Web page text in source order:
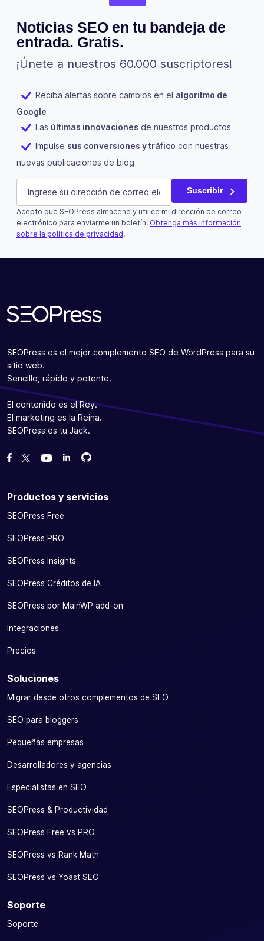
Noticias SEO en tu bandeja de
entrada. Gratis.
¡Únete a nuestros 60.000 suscriptores!
Reciba alertas sobre cambios en el algoritmo de
Google
Las últimas innovaciones de nuestros productos
Impulse sus conversiones y tráfico con nuestras
nuevas publicaciones de blog
Comments
Este campo es un campo de validación y debe quedar
E-mail (Obligatorio) Suscribir
Acepto que SEOPress almacene y utilice mi dirección de correo
electrónico para enviarme un boletín. Obtenga más información
sobre la política de privacidad.
SEOPress es el mejor complemento SEO de WordPress para su
sitio web.
Sencillo, rápido y potente.
El contenido es el Rey.
El marketing es la Reina.
SEOPress es tu Jack.
Danos like en Facebook
Síguenos en Twitter
Míranos en YouTube
Bifurcanos en GitHub
Bifurcanos en GitHub
Productos y servicios
SEOPress Free
SEOPress PRO
SEOPress Insights
SEOPress Créditos de IA
SEOPress por MainWP add-on
Integraciones
Precios
Soluciones
Migrar desde otros complementos de SEO
SEO para bloggers
Pequeñas empresas
Desarrolladores y agencias
Especialistas en SEO
SEOPress & Productividad
SEOPress Free vs PRO
SEOPress vs Rank Math
SEOPress vs Yoast SEO
Soporte
Soporte